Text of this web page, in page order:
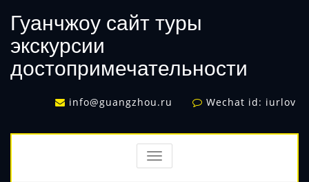
Гуанчжоу сайт туры
экскурсии
достопримечательности
info@guangzhou.ru Wechat id: iurlov
TOGGLE
NAVIGATION